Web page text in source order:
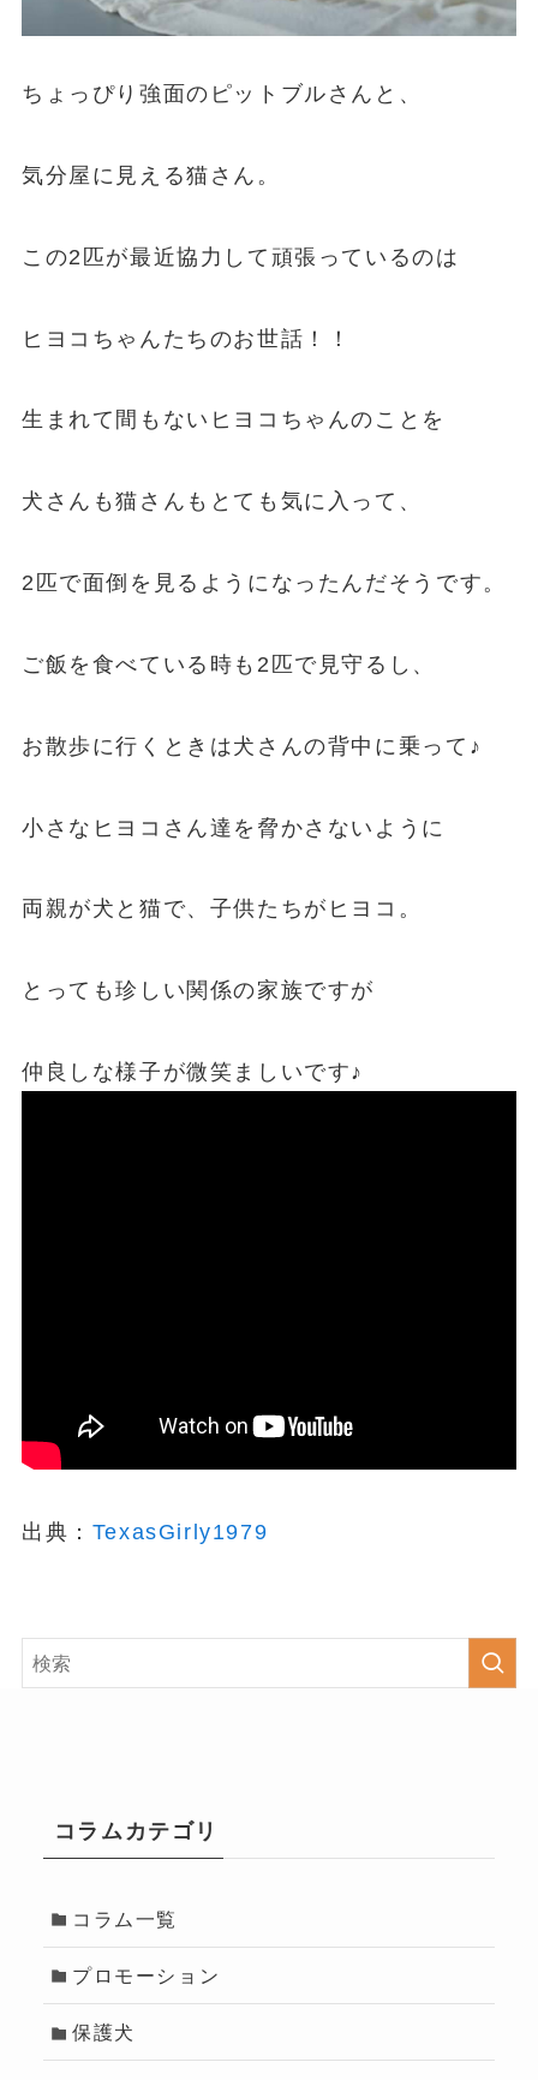
ちょっぴり強面のピットブルさんと、
気分屋に見える猫さん。
この2匹が最近協力して頑張っているのは
ヒヨコちゃんたちのお世話！！
生まれて間もないヒヨコちゃんのことを
犬さんも猫さんもとても気に入って、
2匹で面倒を見るようになったんだそうです。
ご飯を食べている時も2匹で見守るし、
お散歩に行くときは犬さんの背中に乗って♪
小さなヒヨコさん達を脅かさないように
両親が犬と猫で、子供たちがヒヨコ。
とっても珍しい関係の家族ですが
仲良しな様子が微笑ましいです♪
出典： TexasGirly1979
コラムカテゴリ
コラム一覧
プロモーション
保護犬